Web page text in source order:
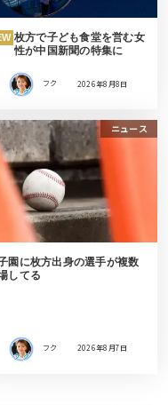
枚方で子ども食堂を営む女
性が中国新聞の特集に
フク 2026年8月8日
ニュース
園に枚方出身の選手が複数
してる
フク 2026年8月7日